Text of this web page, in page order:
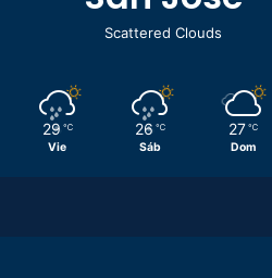
Scattered Clouds
29 ℃
Vie
26 ℃
Sáb
27 ℃
Dom